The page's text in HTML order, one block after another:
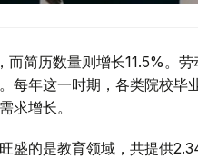
简历数量则增长11.5%。
每年这一时期，各类院校毕
求增长。
盛的是教育领域，共提供